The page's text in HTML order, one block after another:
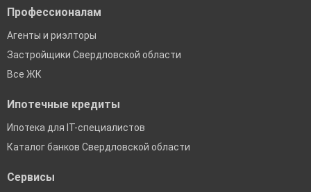
Профессионалам
Агенты и риэлторы
Застройщики Свердловской области
Все ЖК
Ипотечные кредиты
Ипотека для IT-специалистов
Каталог банков Свердловской области
Сервисы